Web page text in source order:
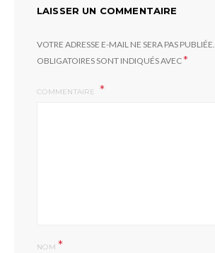
LAISSER UN COMMENTAIRE
VOTRE ADRESSE E-MAIL NE SERA PAS PUBLIÉE.
OBLIGATOIRES SONT INDIQUÉS AVEC*
COMMENTAIRE
NOM *